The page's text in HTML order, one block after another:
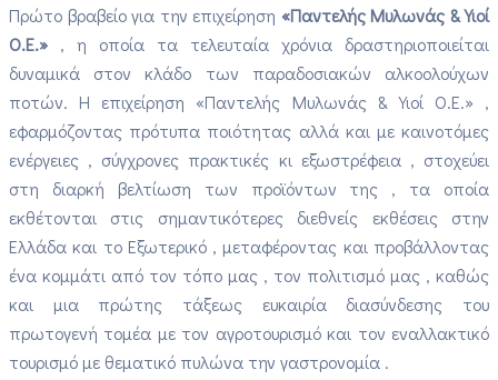
Πρώτο βραβείο για την επιχείρηση «Παντελής Μυλωνάς & Υιοί
Ο.Ε.» , η οποία τα τελευταία χρόνια δραστηριοποιείται
δυναμικά στον κλάδο των παραδοσιακών αλκοολούχων
ποτών. Η επιχείρηση «Παντελής Μυλωνάς & Υιοί Ο.Ε.» ,
εφαρμόζοντας πρότυπα ποιότητας αλλά και με καινοτόμες
ενέργειες , σύγχρονες πρακτικές κι εξωστρέφεια , στοχεύει
στη διαρκή βελτίωση των προϊόντων της , τα οποία
εκθέτονται στις σημαντικότερες διεθνείς εκθέσεις στην
Ελλάδα και το Εξωτερικό , μεταφέροντας και προβάλλοντας
ένα κομμάτι από τον τόπο μας , τον πολιτισμό μας , καθώς
και μια πρώτης τάξεως ευκαιρία διασύνδεσης του
πρωτογενή τομέα με τον αγροτουρισμό και τον εναλλακτικό
τουρισμό με θεματικό πυλώνα την γαστρονομία .